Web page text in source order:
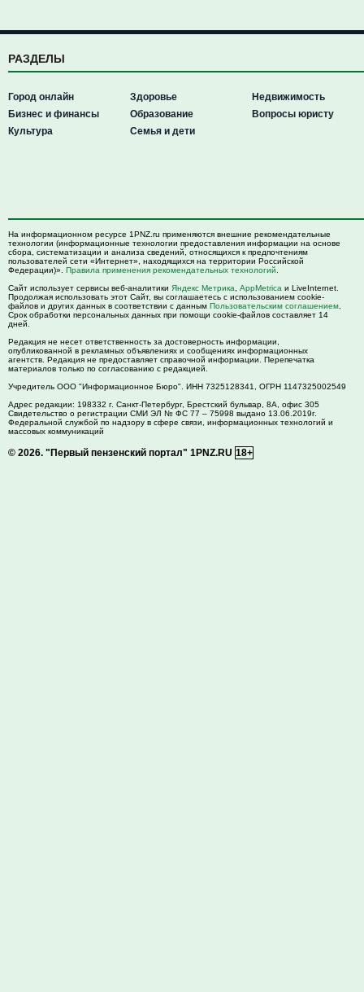
РАЗДЕЛЫ
Город онлайн
Бизнес и финансы
Культура
Здоровье
Образование
Семья и дети
Недвижимость
Вопросы юристу
На информационном ресурсе 1PNZ.ru применяются внешние рекомендательные
технологии (информационные технологии предоставления информации на основе
сбора, систематизации и анализа сведений, относящихся к предпочтениям
пользователей сети «Интернет», находящихся на территории Российской
Федерации)». Правила применения рекомендательных технологий
Сайт использует сервисы веб-аналитики Яндекс Метрика AppMetrica и LiveInternet.
Продолжая использовать этот Сайт, вы соглашаетесь с использованием cookie-
файлов и других данных в соответствии с данным Пользовательским соглашением
Срок обработки персональных данных при помощи cookie-файлов составляет 14
дней.
Редакция не несет ответственность за достоверность информации,
опубликованной в рекламных объявлениях и сообщениях информационных
агентств. Редакция не предоставляет справочной информации. Перепечатка
материалов только по согласованию с редакцией.
Учредитель ООО "Информационное Бюро". ИНН 7325128341, ОГРН 1147325002549
Адрес редакции: 198332 г. Санкт-Петербург, Брестский бульвар, 8А, офис 305
Свидетельство о регистрации СМИ ЭЛ № ФС 77 – 75998 выдано 13.06.2019г.
Федеральной службой по надзору в сфере связи, информационных технологий и
массовых коммуникаций
© 2026. "Первый пензенский портал" 1PNZ.RU 18+